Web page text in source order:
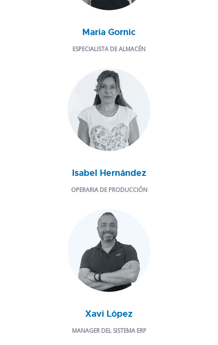
Maria Gornic
ESPECIALISTA DE ALMACÉN
Isabel Hernández
OPERARIA DE PRODUCCIÓN
Xavi López
MANAGER DEL SISTEMA ERP